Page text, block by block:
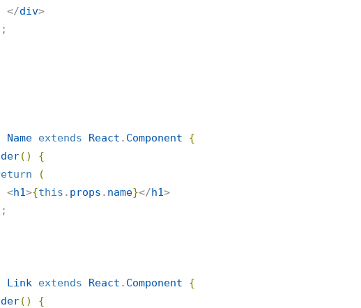
      </
div>
;
Name extends React . Component
{
( )
{
(
      <
h1>{this . props . name}</h1>
;
Link extends React . Component
{
( )
{